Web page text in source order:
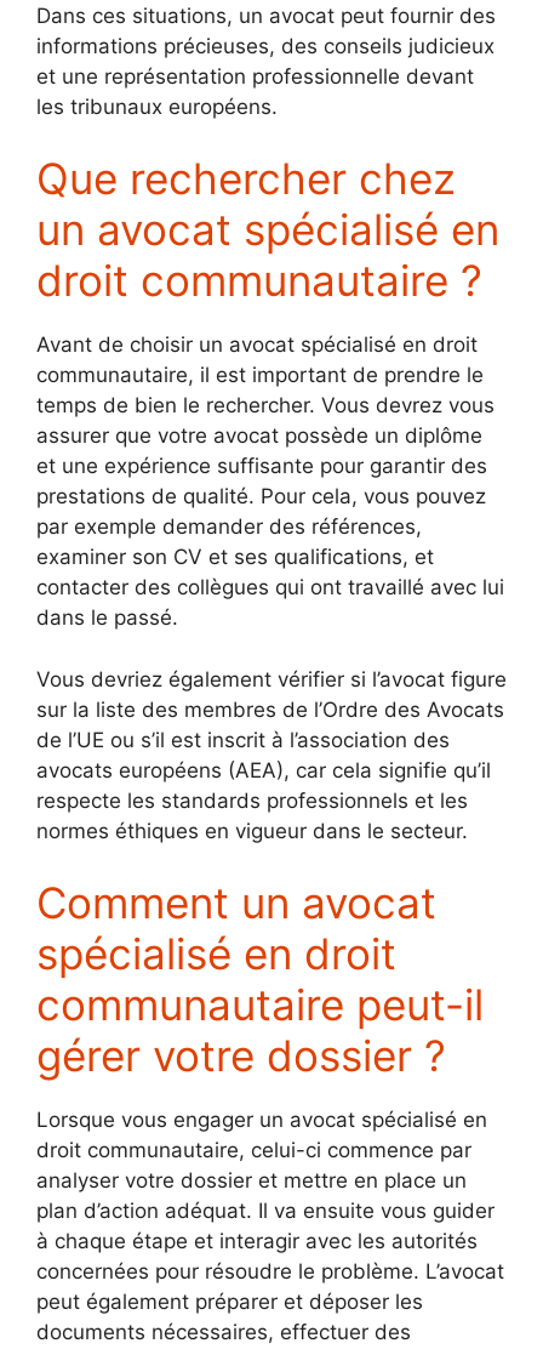
Dans ces situations, un avocat peut fournir des
informations précieuses, des conseils judicieux
et une représentation professionnelle devant
les tribunaux européens.
Que rechercher chez
un avocat spécialisé en
droit communautaire ?
Avant de choisir un avocat spécialisé en droit
communautaire, il est important de prendre le
temps de bien le rechercher. Vous devrez vous
assurer que votre avocat possède un diplôme
et une expérience suffisante pour garantir des
prestations de qualité. Pour cela, vous pouvez
par exemple demander des références,
examiner son CV et ses qualifications, et
contacter des collègues qui ont travaillé avec lui
dans le passé.
Vous devriez également vérifier si l’avocat figure
sur la liste des membres de l’Ordre des Avocats
de l’UE ou s’il est inscrit à l’association des
avocats européens (AEA), car cela signifie qu’il
respecte les standards professionnels et les
normes éthiques en vigueur dans le secteur.
Comment un avocat
spécialisé en droit
communautaire peut-il
gérer votre dossier ?
Lorsque vous engager un avocat spécialisé en
droit communautaire, celui-ci commence par
analyser votre dossier et mettre en place un
plan d’action adéquat. Il va ensuite vous guider
à chaque étape et interagir avec les autorités
concernées pour résoudre le problème. L’avocat
peut également préparer et déposer les
documents nécessaires, effectuer des